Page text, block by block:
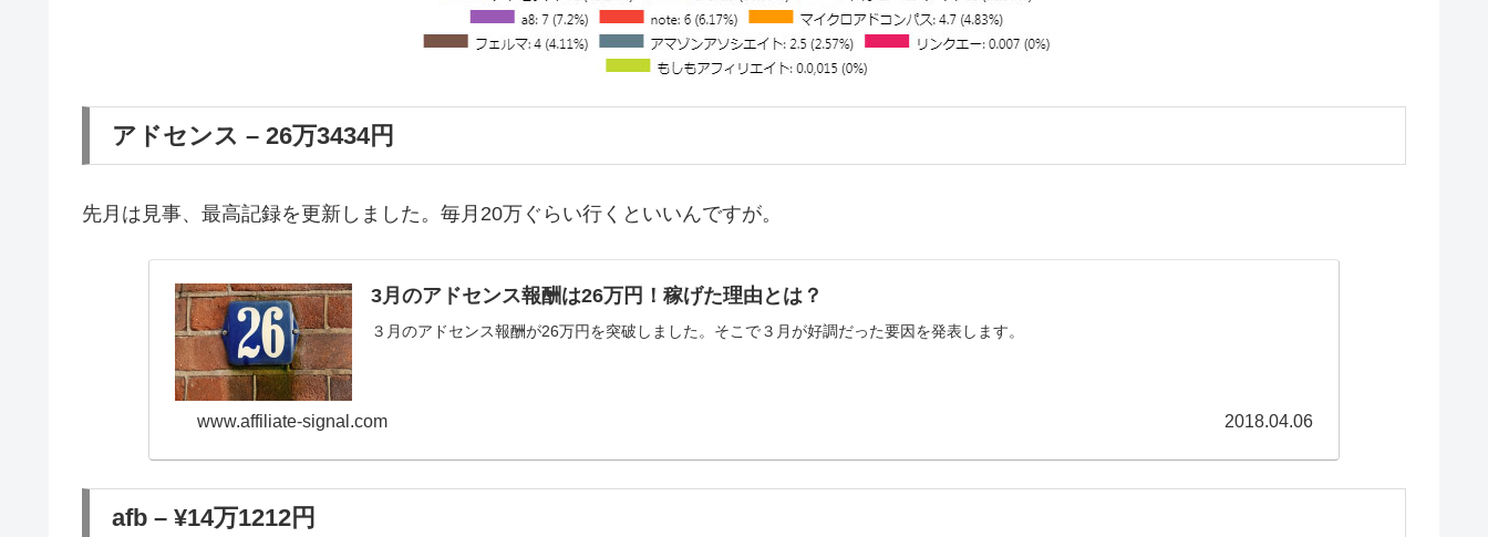
アドセンス – 26万3434円
先月は見事、最高記録を更新しました。毎月20万ぐらい行くといいんですが。
3月のアドセンス報酬は26万円！稼げた理由とは？
３月のアドセンス報酬が26万円を突破しました。そこで３月が好調だった要因を発表します。
www.affiliate-signal.com 2018.04.06
afb – ¥14万1212円